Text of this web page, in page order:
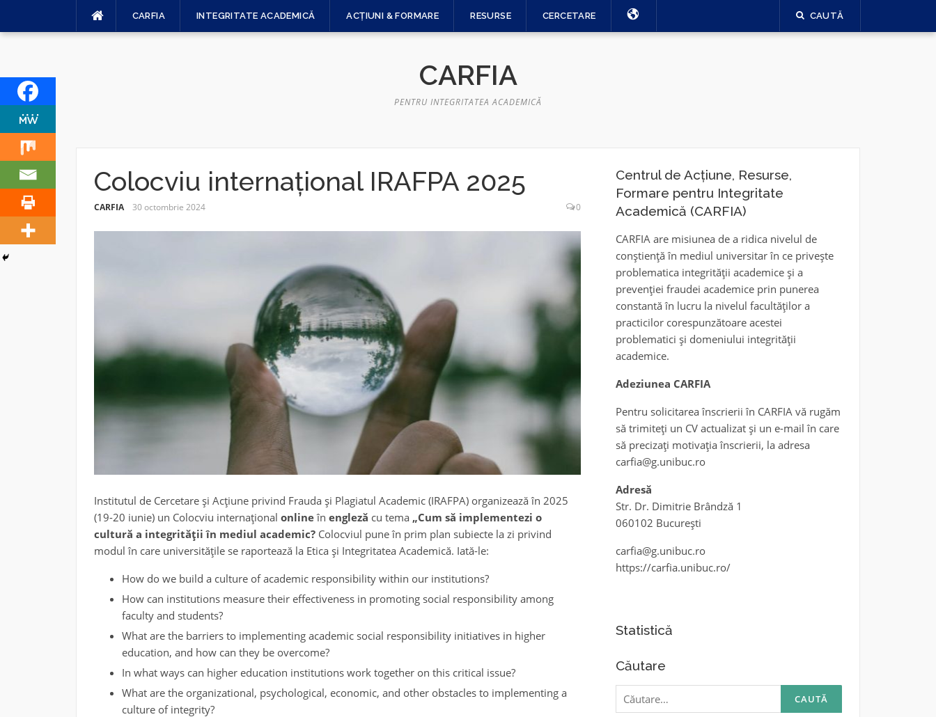
CARFIA INTEGRITATE ACADEMICĂ ACȚIUNI & FORMARE RESURSE CERCETARE CAUTĂ
CARFIA
PENTRU INTEGRITATEA ACADEMICĂ
Colocviu internațional IRAFPA 2025
CARFIA 30 octombrie 2024 0
Institutul de Cercetare și Acțiune privind Frauda și Plagiatul Academic (IRAFPA) organizează în 2025
(19-20 iunie) un Colocviu internațional onlineîn engleză cu tema „Cum să implementezi o
cultură a integrității în mediul academic?Colocviul pune în prim plan subiecte la zi privind
modul în care universitățile se raportează la Etica și Integritatea Academică. Iată-le:
How do we build a culture of academic responsibility within our institutions?
How can institutions measure their effectiveness in promoting social responsibility among
faculty and students?
What are the barriers to implementing academic social responsibility initiatives in higher
education, and how can they be overcome?
In what ways can higher education institutions work together on this critical issue?
What are the organizational, psychological, economic, and other obstacles to implementing a
culture of integrity?
Centrul de Acțiune, Resurse,
Formare pentru Integritate
Academică (CARFIA)
CARFIA are misiunea de a ridica nivelul de
conștiență în mediul universitar în ce privește
problematica integrității academice și a
prevenției fraudei academice prin punerea
constantă în lucru la nivelul facultăților a
practicilor corespunzătoare acestei
problematici și domeniului integrității
academice.
Adeziunea CARFIA
Pentru solicitarea înscrierii în CARFIA vă rugăm
să trimiteți un CV actualizat și un e-mail în care
să precizați motivația înscrierii, la adresa
carfia@g.unibuc.ro
Adresă
Str. Dr. Dimitrie Brândză 1
060102 București
carfia@g.unibuc.ro
https://carfia.unibuc.ro/
Statistică
Căutare
Caută
după: